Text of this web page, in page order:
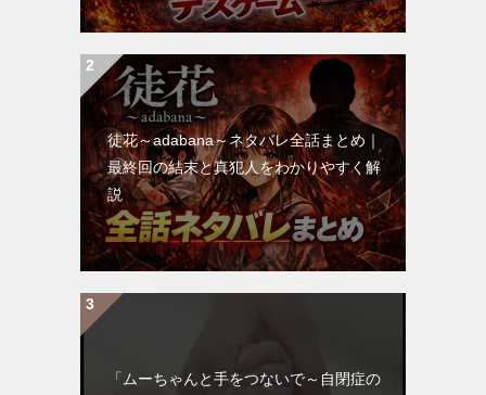
徒花～adabana～ネタバレ全話まとめ｜
最終回の結末と真犯人をわかりやすく解
説
「ムーちゃんと手をつないで～自閉症の